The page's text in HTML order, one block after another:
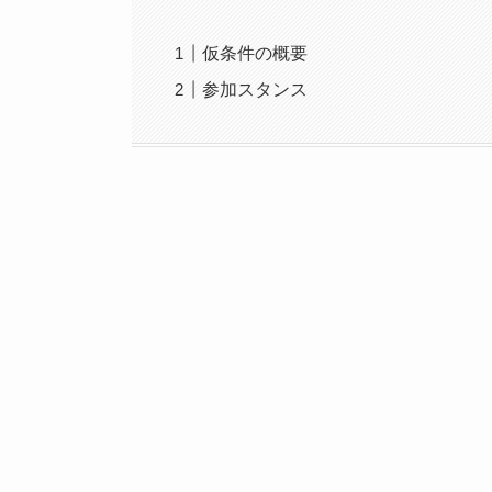
仮条件の概要
参加スタンス